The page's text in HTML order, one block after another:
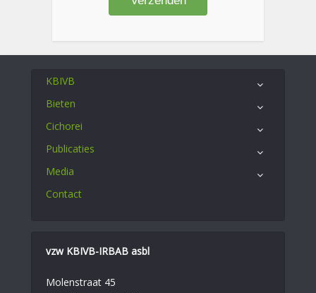
KBIVB
Bieten
Cichorei
Publicaties
Media
Contact
vzw KBIVB-IRBAB asbl
Molenstraat 45